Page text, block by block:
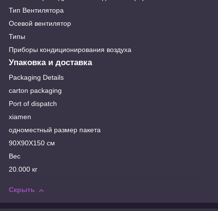
Тип Вентилятора
Осевой вентилятор
Типы
Приборы кондиционирования воздуха
Упаковка и доставка
Packaging Details
carton packaging
Port of dispatch
xiamen
одноместный размер пакета
90X90X150 см
Вес
20.000 кг
Скрыть